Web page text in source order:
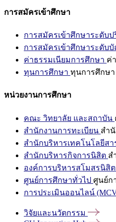
การสมัครเข้าศึกษา
การสมัครเข้าศึกษาระดั
การสมัครเข้าศึกษาระดับ
ค่าธรรมเนียมการศึกษา ค่
ทุนการศึกษา ทุนการศึกษา
หน่วยงานการศึกษา
คณะ วิทยาลัย และสถาบัน
สำนักงานการทะเบียน สำ
สำนักบริหารเทคโนโลยีสา
สำนักบริหารกิจการนิสิต ส
องค์การบริหารสโมสรนิสิ
ศูนย์การศึกษาทั่วไป ศูนย์ก
การประเมินออนไลน์
วิจัยและนวัตกรรม